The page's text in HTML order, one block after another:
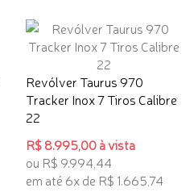
Revólver Taurus 970
Tracker Inox 7 Tiros Calibre
22
R$ 8.995,00 à vista
ou R$ 9.994,44
em até 6x de R$ 1.665,74